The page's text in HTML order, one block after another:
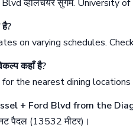
व्हीलचेयर सुगम. University
on varying schedules.
कहाँ है?
for the nearest dining
+ Ford Blvd from the
पैदल (13532 मीटर)।